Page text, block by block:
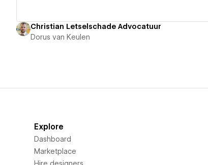
Christian Letselschade Advocatuur
Dorus van Keulen
Explore
Dashboard
Marketplace
Hire designers